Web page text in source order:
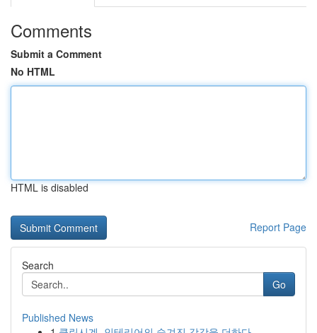
Comments
Submit a Comment
No HTML
HTML is disabled
Report Page
Search
Go
Published News